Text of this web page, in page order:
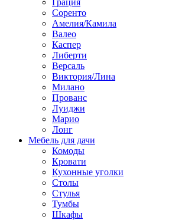
Грация
Соренто
Амелия/Камила
Валео
Каспер
Либерти
Версаль
Виктория/Лина
Милано
Прованс
Луиджи
Марио
Лонг
Мебель для дачи
Комоды
Кровати
Кухонные уголки
Столы
Стулья
Тумбы
Шкафы